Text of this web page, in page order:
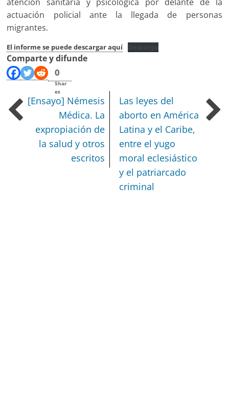
actuación policial ante la llegada de personas
migrantes.
El informe se puede descargar aquí
Comparte y difunde
0
Shar
es
[Ensayo] Némesis
Médica. La
expropiación de
la salud y otros
escritos
Las leyes del
aborto en América
Latina y el Caribe,
entre el yugo
moral eclesiástico
y el patriarcado
criminal